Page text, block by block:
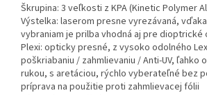
Škrupina: 3 veľkosti z KPA (Kinetic Polymer
Výstelka: laserom presne vyrezávaná,
vybraniam je prilba vhodná aj pre dioptrické
Plexi: opticky presné, z vysoko odolného
poškriabaniu / zahmlievaniu / Anti-UV, ľahko
rukou, s aretáciou, rýchlo vyberateľné bez
príprava na použitie proti zahmlievacej fólii